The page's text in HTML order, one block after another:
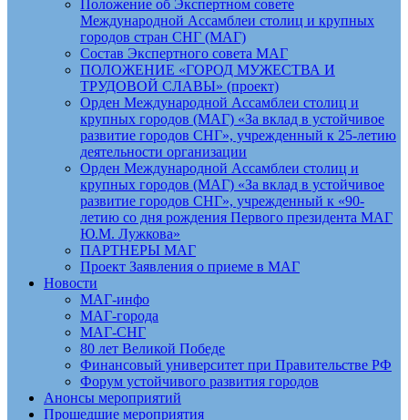
Положение об Экспертном совете
Международной Ассамблеи столиц и крупных
городов стран СНГ (МАГ)
Состав Экспертного совета МАГ
ПОЛОЖЕНИЕ «ГОРОД МУЖЕСТВА И
ТРУДОВОЙ СЛАВЫ» (проект)
Орден Международной Ассамблеи столиц и
крупных городов (МАГ) «За вклад в устойчивое
развитие городов СНГ», учрежденный к 25-летию
деятельности организации
Орден Международной Ассамблеи столиц и
крупных городов (МАГ) «За вклад в устойчивое
развитие городов СНГ», учрежденный к «90-
летию со дня рождения Первого президента МАГ
Ю.М. Лужкова»
ПАРТНЕРЫ МАГ
Проект Заявления о приеме в МАГ
Новости
МАГ-инфо
МАГ-города
МАГ-СНГ
80 лет Великой Победе
Финансовый университет при Правительстве РФ
Форум устойчивого развития городов
Анонсы мероприятий
Прошедшие мероприятия